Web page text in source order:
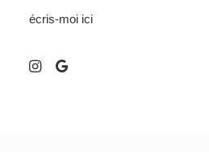
écris-moi ici